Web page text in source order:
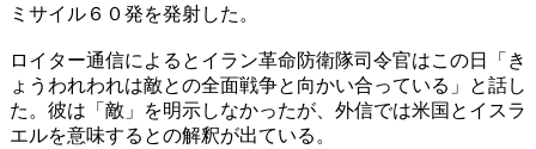
ミサイル６０発を発射した。
ロイター通信によるとイラン革命防衛隊司令官はこの日「き
ょうわれわれは敵との全面戦争と向かい合っている」と話し
た。彼は「敵」を明示しなかったが、外信では米国とイスラ
エルを意味するとの解釈が出ている。